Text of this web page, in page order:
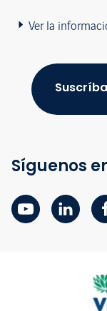
Ver la
Síguenos